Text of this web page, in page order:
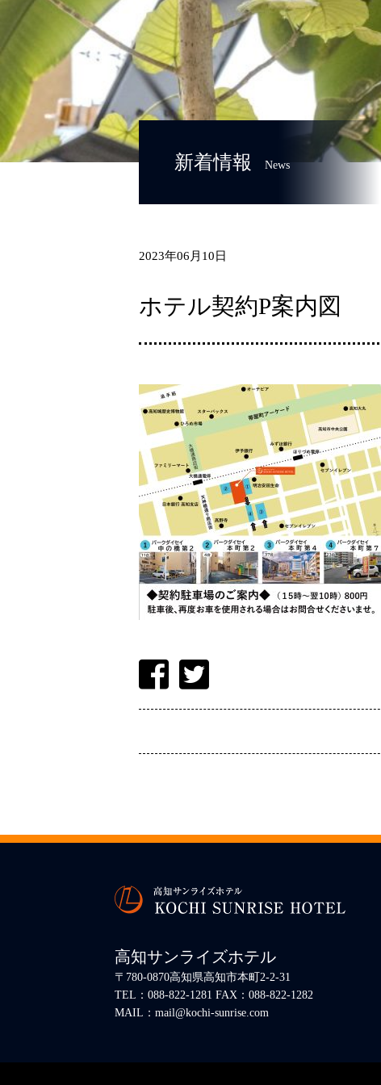
新着情報 News
2023年06月10日
ホテル契約P案内図
高知サンライズホテル
〒780-0870高知県高知市本町2-2-31
TEL：088-822-1281 FAX：088-822-1282
MAIL：mail@kochi-sunrise.com